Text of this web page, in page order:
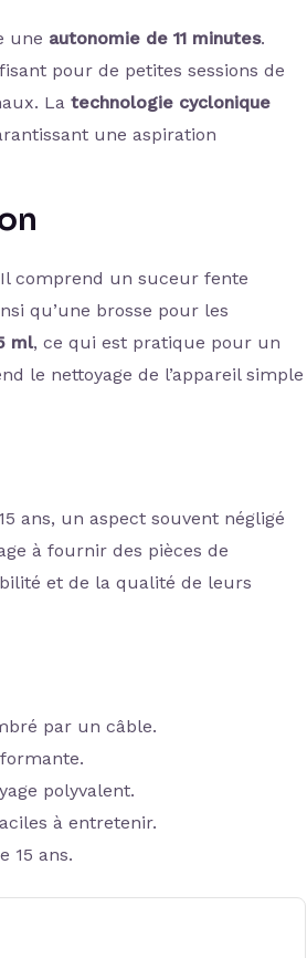
une autonomie de 11 minutes.
pour de petites sessions de
La technologie cyclonique
une aspiration
comprend un suceur fente
qu’une brosse pour les
ml, ce qui est pratique pour un
le nettoyage de l’appareil simple
ans, un aspect souvent négligé
à fournir des pièces de
et de la qualité de leurs
par un câble.
polyvalent.
à entretenir.
15 ans.